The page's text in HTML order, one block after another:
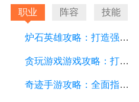
职业 阵容 技能
炉石英雄攻略：打造强大的卡组和提升胜率的秘诀
贪玩游戏游戏攻略：打造最强角色的详细指南
奇迹手游攻略：全面指南、技巧和秘籍，助你成为顶级玩家